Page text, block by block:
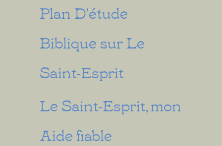
Plan D’étude
Biblique sur Le
Saint-Esprit
Le Saint-Esprit, mon
Aide fiable